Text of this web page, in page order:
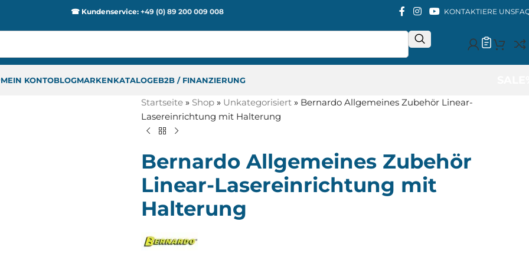
☎ Kundenservice: +49 (0) 89 200 009 008 KONTAKTIERE UNS
MEIN KONTOBLOGMARKENKATALOGEB2B / FINANZIERUNG
Startseite » Shop » Unkategorisiert » Bernardo Allgemeines Zubehör Linear-
Lasereinrichtung mit Halterung
Bernardo Allgemeines Zubehör
Linear-Lasereinrichtung mit
Halterung